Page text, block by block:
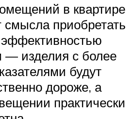
в квартире
приобретать
изделия с более
будут
дороже, а
практически